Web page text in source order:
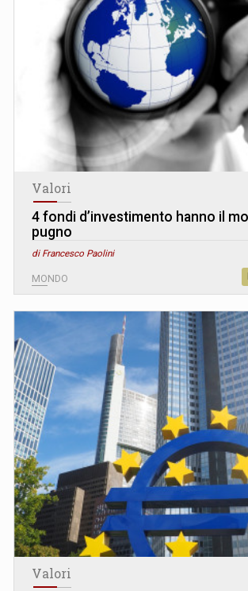
Valori
4 fondi d’investimento hanno il
pugno
di Francesco Paolini
MONDO
Valori